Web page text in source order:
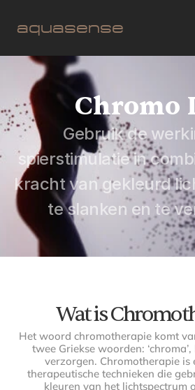
aquasense
Chromo
Gebruik de
spierstimulatie in
kracht van gekleurd
te slanken en te
Wat is
Het woord chromotherapie komt
twee Griekse woorden: ‘chroma’,
verzorgen. Chromotherapie is
therapeutische technieken die
kleuren van het lichtspectrum